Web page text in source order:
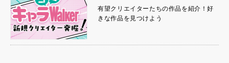
有望クリエイターたちの作品を紹介！好
きな作品を見つけよう